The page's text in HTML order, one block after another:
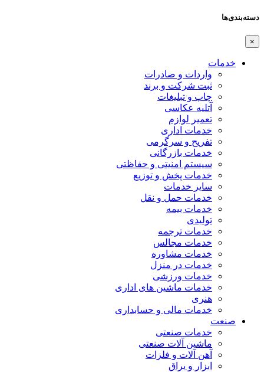
دسته‌بندی‌ها
×
خدمات
واردات و صادرات
ثبت شرکت و برند
چاپ و تبلیغات
آتلیه عکاسی
تعمیر لوازم
خدمات اداری
تفریح و سرگرمی
خدمات بازرگانی
سیستم امنیتی و حفاظتی
خدمات پخش و توزیع
سایر خدمات
خدمات حمل و نقل
خدمات بیمه
تولیدی
خدمات ترجمه
خدمات مجالس
خدمات مشاوره
خدمات در منزل
خدمات ورزشی
خدمات ماشین های اداری
هنری
خدمات مالی و حسابداری
صنعت
خدمات صنعتی
ماشین آلات صنعتی
آهن آلات و فلزات
ابزار و یراق